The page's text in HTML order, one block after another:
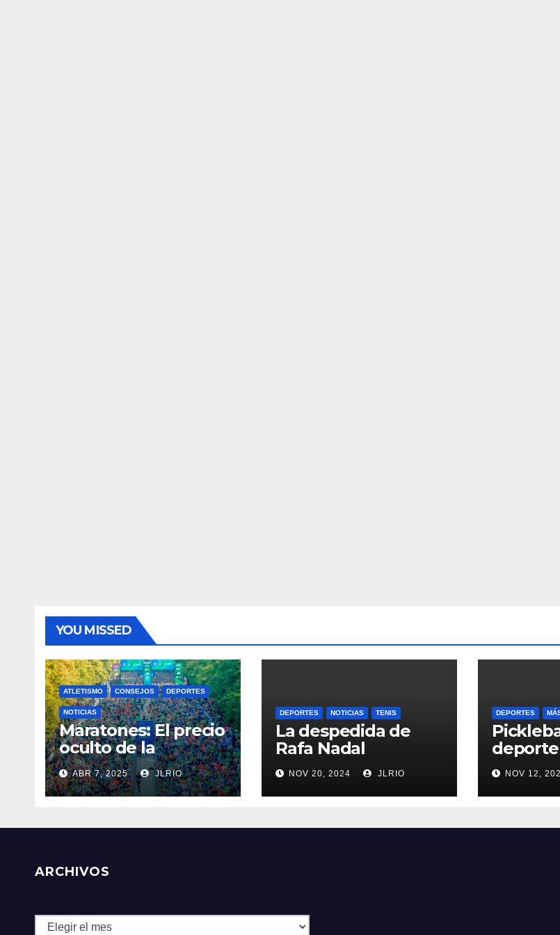
YOU MISSED
ATLETISMO CONSEJOS DEPORTES
NOTICIAS
Maratones: El precio
oculto de la
resistencia
ABR 7, 2025 JLRIO
DEPORTES NOTICIAS TENIS
La despedida de
Rafa Nadal
NOV 20, 2024 JLRIO
DEPORTES
NOV 12,
ARCHIVOS
Archivos